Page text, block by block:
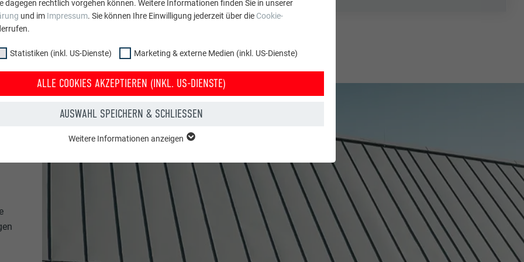
dagegen rechtlich vorgehen können. Weitere Informationen finden Sie in unserer
und im Impressum. Sie können Ihre Einwilligung jederzeit über die Cookie-
Statistiken (inkl. US-Dienste) Marketing & externe Medien (inkl. US-Dienste)
ALLE COOKIES AKZEPTIEREN (INKL. US-DIENSTE)
AUSWAHL SPEICHERN & SCHLIESSEN
die Website einwandfrei funktioniert.
Cookie-Informationen anzeigen
US-DIENSTE)
US-Dienste)"-Cookies helfen uns zu verstehen, wie die Website genutzt wird.
gesammelt, um die Nutzererfahrung der Website zu verbessern.
Weitere Informationen anzeigen